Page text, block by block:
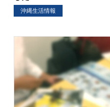
沖縄生活情報